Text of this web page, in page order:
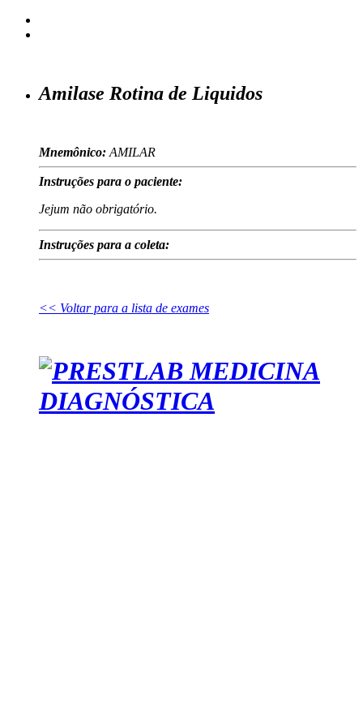
Amilase Rotina de Liquidos
Mnemônico: AMILAR
Instruções para o paciente:
Jejum não obrigatório.
Instruções para a coleta:
<< Voltar para a lista de exames